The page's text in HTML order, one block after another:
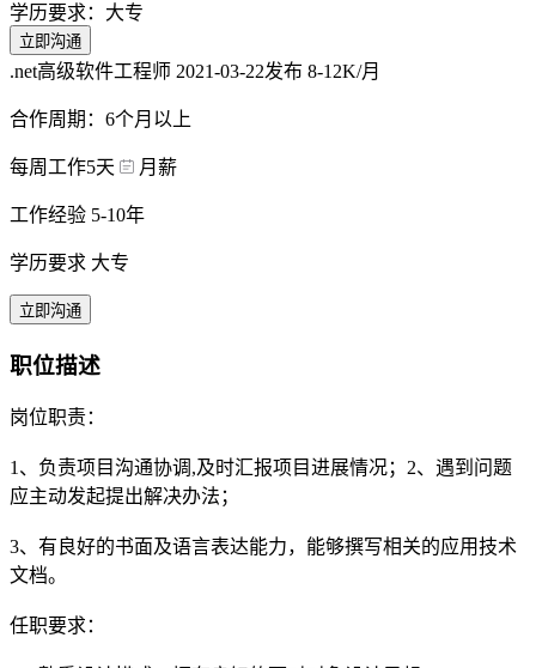
学历要求：大专
立即沟通
.net高级软件工程师 2021-03-22发布 8-12K/月
合作周期：6个月以上
每周工作5天 月薪
工作经验 5-10年
学历要求 大专
立即沟通
职位描述
岗位职责：
1、负责项目沟通协调,及时汇报项目进展情况；2、遇到问题
应主动发起提出解决办法；
3、有良好的书面及语言表达能力，能够撰写相关的应用技术
文档。
任职要求：